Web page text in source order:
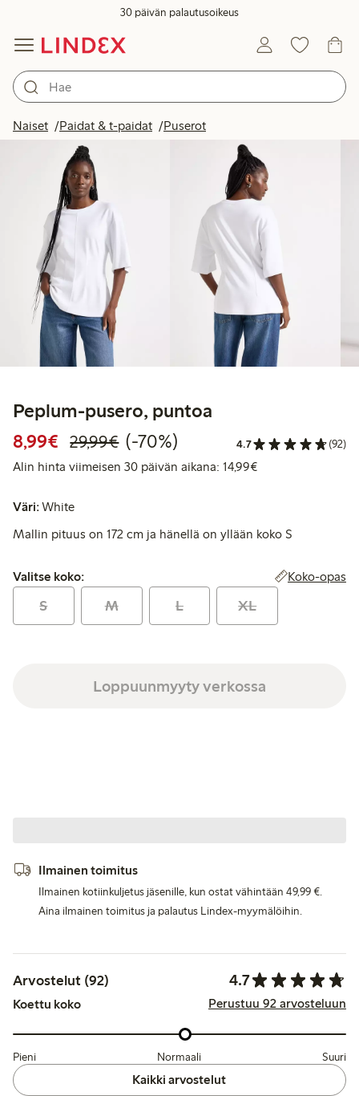
30 päivän palautusoikeus
Naiset Paidat & t-paidat Puserot
Peplum-pusero, puntoa
8,99€ Alennettu hinta: 8,99 €
29,99€Normaalihinta: 29,99 €
70% alennus
(-70%) 4.7 (92)
Alin hinta viimeisen 30 päivän aikana: 14,99€Alin hinta
Väri:White
Mallin pituus on 172 cm ja hänellä on yllään koko S
Valitse koko:
Valitse koko: Koko-opas
S M L XL
Loppuunmyyty verkossa
Ilmainen toimitus
Ilmainen kotiinkuljetus jäsenille, kun ostat vähintään 49,99 €.
Aina ilmainen toimitus ja palautus Lindex-myymälöihin.
Arvostelut (92) 4.7
Koettu koko Perustuu 92 arvosteluun
Pieni Normaali Suuri
Kaikki arvostelut